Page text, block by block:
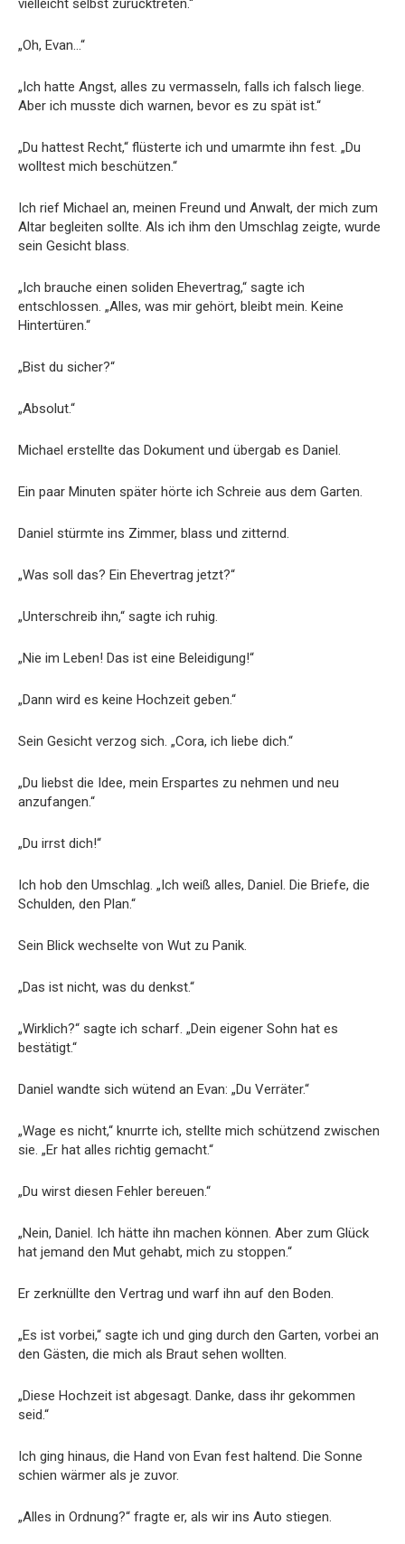
vielleicht selbst zurücktreten.“
„Oh, Evan…“
„Ich hatte Angst, alles zu vermasseln, falls ich falsch liege.
Aber ich musste dich warnen, bevor es zu spät ist.“
„Du hattest Recht,“ flüsterte ich und umarmte ihn fest. „Du
wolltest mich beschützen.“
Ich rief Michael an, meinen Freund und Anwalt, der mich zum
Altar begleiten sollte. Als ich ihm den Umschlag zeigte, wurde
sein Gesicht blass.
„Ich brauche einen soliden Ehevertrag,“ sagte ich
entschlossen. „Alles, was mir gehört, bleibt mein. Keine
Hintertüren.“
„Bist du sicher?“
„Absolut.“
Michael erstellte das Dokument und übergab es Daniel.
Ein paar Minuten später hörte ich Schreie aus dem Garten.
Daniel stürmte ins Zimmer, blass und zitternd.
„Was soll das? Ein Ehevertrag jetzt?“
„Unterschreib ihn,“ sagte ich ruhig.
„Nie im Leben! Das ist eine Beleidigung!“
„Dann wird es keine Hochzeit geben.“
Sein Gesicht verzog sich. „Cora, ich liebe dich.“
„Du liebst die Idee, mein Erspartes zu nehmen und neu
anzufangen.“
„Du irrst dich!“
Ich hob den Umschlag. „Ich weiß alles, Daniel. Die Briefe, die
Schulden, den Plan.“
Sein Blick wechselte von Wut zu Panik.
„Das ist nicht, was du denkst.“
„Wirklich?“ sagte ich scharf. „Dein eigener Sohn hat es
bestätigt.“
Daniel wandte sich wütend an Evan: „Du Verräter.“
„Wage es nicht,“ knurrte ich, stellte mich schützend zwischen
sie. „Er hat alles richtig gemacht.“
„Du wirst diesen Fehler bereuen.“
„Nein, Daniel. Ich hätte ihn machen können. Aber zum Glück
hat jemand den Mut gehabt, mich zu stoppen.“
Er zerknüllte den Vertrag und warf ihn auf den Boden.
„Es ist vorbei,“ sagte ich und ging durch den Garten, vorbei an
den Gästen, die mich als Braut sehen wollten.
„Diese Hochzeit ist abgesagt. Danke, dass ihr gekommen
seid.“
Ich ging hinaus, die Hand von Evan fest haltend. Die Sonne
schien wärmer als je zuvor.
„Alles in Ordnung?“ fragte er, als wir ins Auto stiegen.